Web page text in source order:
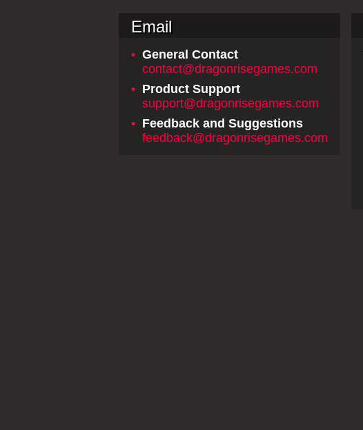
Email
• General Contact
contact@dragonrisegames.com
• Product Support
support@dragonrisegames.com
• Feedback and Suggestions
feedback@dragonrisegames.com